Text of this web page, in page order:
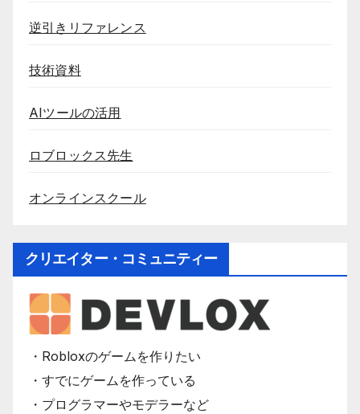
逆引きリファレンス
技術資料
AIツールの活用
ロブロックス先生
オンラインスクール
クリエイター・コミュニティー
・Robloxのゲームを作りたい
・すでにゲームを作っている
・プログラマーやモデラーなど